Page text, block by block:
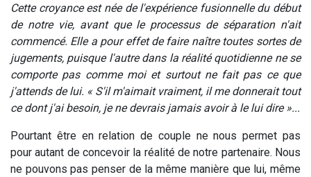
Cette croyance est née de l'expérience fusionnelle du début
de notre vie, avant que le processus de séparation n'ait
commencé. Elle a pour effet de faire naître toutes sortes de
jugements, puisque l'autre dans la réalité quotidienne ne se
comporte pas comme moi et surtout ne fait pas ce que
j'attends de lui. « S'il m'aimait vraiment, il me donnerait tout
ce dont j'ai besoin, je ne devrais jamais avoir à le lui dire »...
Pourtant être en relation de couple ne nous permet pas
pour autant de concevoir la réalité de notre partenaire. Nous
ne pouvons pas penser de la même manière que lui, même